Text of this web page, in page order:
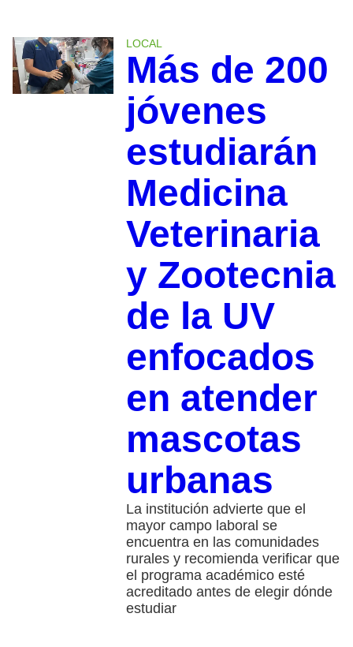
LOCAL
Más de 200
jóvenes
estudiarán
Medicina
Veterinaria
y Zootecnia
de la UV
enfocados
en atender
mascotas
urbanas
La institución advierte que el
mayor campo laboral se
encuentra en las comunidades
rurales y recomienda verificar que
el programa académico esté
acreditado antes de elegir dónde
estudiar